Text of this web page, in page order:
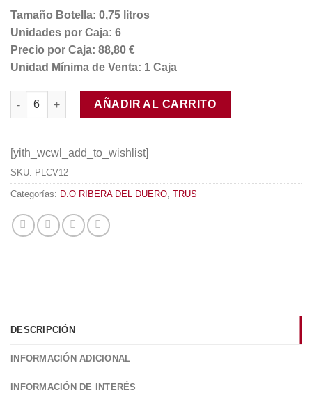
Tamaño Botella: 0,75 litros
Unidades por Caja: 6
Precio por Caja: 88,80 €
Unidad Mínima de Venta: 1 Caja
Trus Crianza 2016 cantidad
AÑADIR AL CARRITO
[yith_wcwl_add_to_wishlist]
SKU: PLCV12
Categorías: D.O RIBERA DEL DUERO, TRUS
DESCRIPCIÓN
INFORMACIÓN ADICIONAL
INFORMACIÓN DE INTERÉS